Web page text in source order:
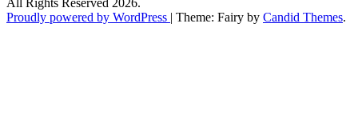
All Rights Reserved 2026.
Proudly powered by WordPress | Theme: Fairy by Candid Themes.